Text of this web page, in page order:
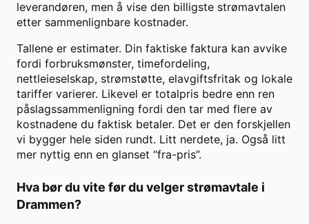
leverandøren, men å vise den billigste strømavtalen
etter sammenlignbare kostnader.
Tallene er estimater. Din faktiske faktura kan avvike
fordi forbruksmønster, timefordeling,
nettleieselskap, strømstøtte, elavgiftsfritak og lokale
tariffer varierer. Likevel er totalpris bedre enn ren
påslagssammenligning fordi den tar med flere av
kostnadene du faktisk betaler. Det er den forskjellen
vi bygger hele siden rundt. Litt nerdete, ja. Også litt
mer nyttig enn en glanset “fra-pris”.
Hva bør du vite før du velger strømavtale i
Drammen?